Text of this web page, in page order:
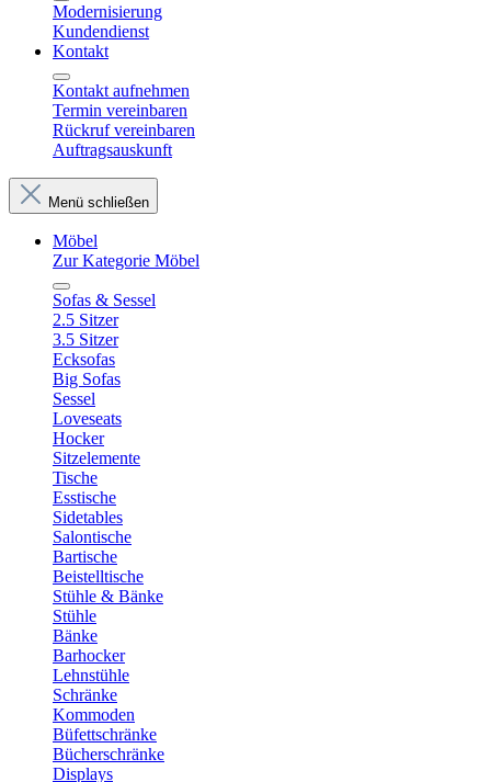
Modernisierung
Kundendienst
Kontakt
Kontakt aufnehmen
Termin vereinbaren
Rückruf vereinbaren
Auftragsauskunft
Menü schließen
Möbel
Zur Kategorie Möbel
Sofas & Sessel
2.5 Sitzer
3.5 Sitzer
Ecksofas
Big Sofas
Sessel
Loveseats
Hocker
Sitzelemente
Tische
Esstische
Sidetables
Salontische
Bartische
Beistelltische
Stühle & Bänke
Stühle
Bänke
Barhocker
Lehnstühle
Schränke
Kommoden
Büfettschränke
Bücherschränke
Displays